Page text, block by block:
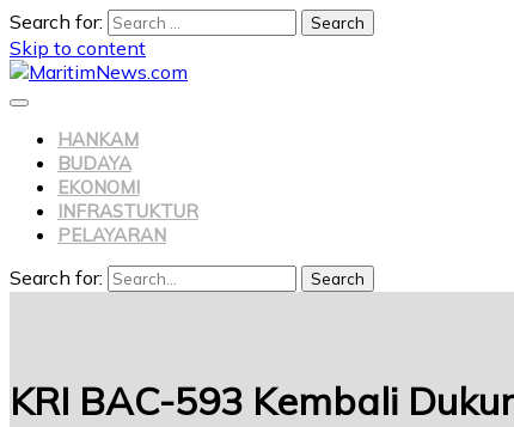
Search for:
Skip to content
HANKAM
BUDAYA
EKONOMI
INFRASTUKTUR
PELAYARAN
Search for: Search
KRI BAC-593 Kembali